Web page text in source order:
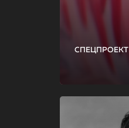
СПЕЦПРОЕКТ